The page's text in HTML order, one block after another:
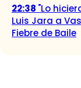
22:38 "Lo
Luis Jara a
Fiebre de Baile